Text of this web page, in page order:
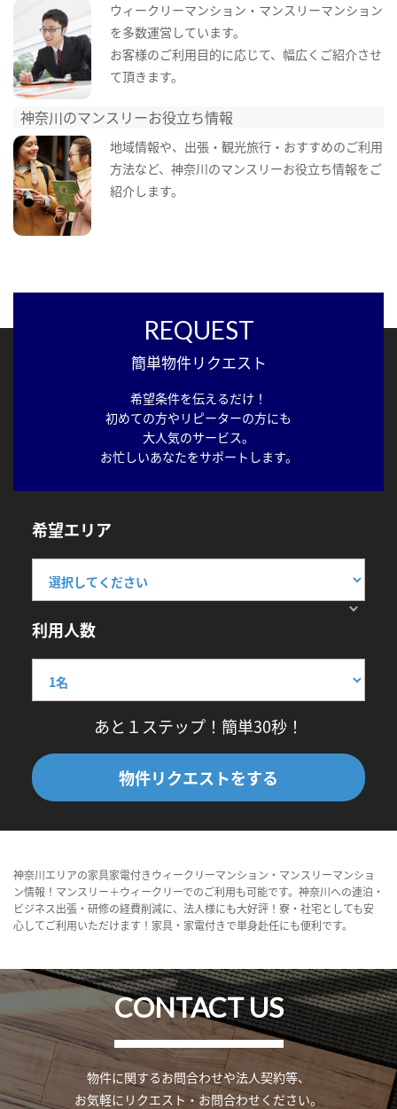
ウィークリーマンション・マンスリーマンション
を多数運営しています。
お客様のご利用目的に応じて、幅広くご紹介させ
て頂きます。
神奈川のマンスリーお役立ち情報
地域情報や、出張・観光旅行・おすすめのご利用
方法など、神奈川のマンスリーお役立ち情報をご
紹介します。
REQUEST
簡単物件リクエスト
希望条件を伝えるだけ！
初めての方やリピーターの方にも
大人気のサービス。
お忙しいあなたをサポートします。
希望エリア
利用人数
あと１ステップ！簡単30秒！
物件リクエストをする
神奈川エリアの家具家電付きウィークリーマンション・マンスリーマンショ
ン情報！マンスリー＋ウィークリーでのご利用も可能です。神奈川への連泊・
ビジネス出張・研修の経費削減に、法人様にも大好評！寮・社宅としても安
心してご利用いただけます！家具・家電付きで単身赴任にも便利です。
CONTACT US
物件に関するお問合わせや法人契約等、
お気軽にリクエスト・お問合わせください。